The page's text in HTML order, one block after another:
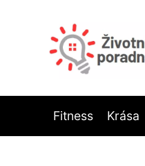
Fitness Krása